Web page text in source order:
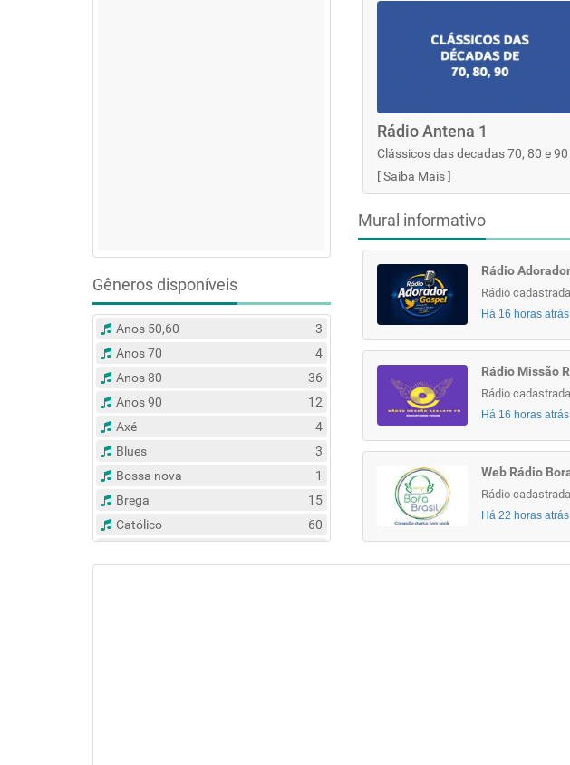
Gêneros disponíveis
Anos 50,60
3
Anos 70
4
Anos 80
36
Anos 90
12
Axé
4
Blues
3
Bossa nova
1
Brega
15
Católico
60
Rádio Antena 1
Clássicos das decadas 70, 80 e 90
[Saiba Mais]
Mural informativo
Rádio
Rádio
Há 16 horas atrás
Rádio Missão
Rádio
Há 16 horas atrás
Web Rádio
Rádio
Há 22 horas atrás